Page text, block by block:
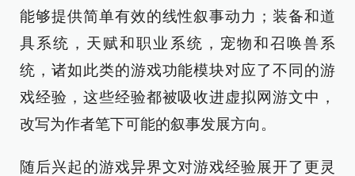
能够提供简单有效的线性叙事动力；装备和道
具系统，天赋和职业系统，宠物和召唤兽系
统，诸如此类的游戏功能模块对应了不同的游
戏经验，这些经验都被吸收进虚拟网游文中，
改写为作者笔下可能的叙事发展方向。
随后兴起的游戏异界文对游戏经验展开了更灵